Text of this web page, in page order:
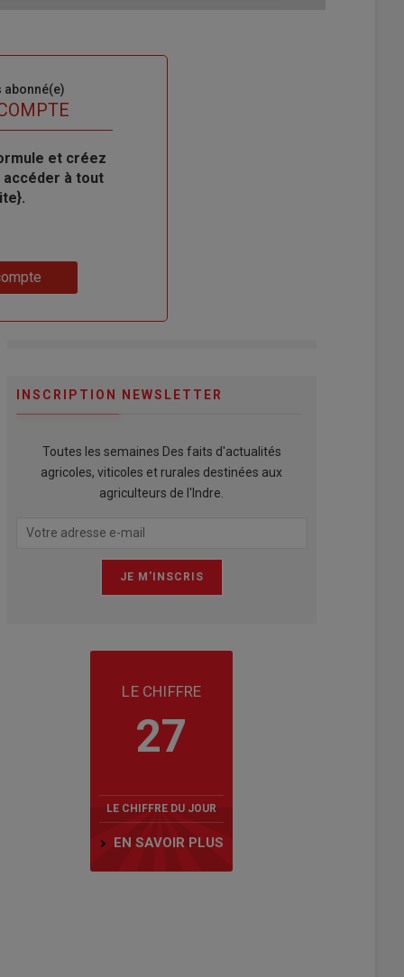
abonné(e)
et créez
à tout
INSCRIPTION NEWSLETTER
Toutes les semaines Des faits d'actualités
agricoles, viticoles et rurales destinées aux
agriculteurs de l'Indre.
LE CHIFFRE
27
LE CHIFFRE DU JOUR
EN SAVOIR PLUS